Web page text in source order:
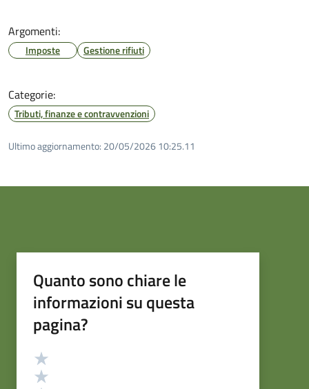
Argomenti:
Imposte Gestione rifiuti
Categorie:
Tributi, finanze e contravvenzioni
Ultimo aggiornamento: 20/05/2026 10:25.11
Quanto sono chiare le
informazioni su questa
pagina?
Valutazione